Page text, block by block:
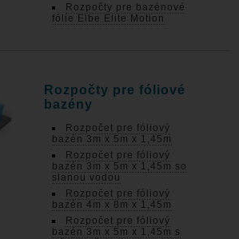
Rozpočty pre bazénové
fólie Elbe Elite Motion
Rozpočty pre fóliové
bazény
Rozpočet pre fóliový
bazén 3m x 5m x 1,45m
Rozpočet pre fóliový
bazén 3m x 5m x 1,45m so
slanou vodou
Rozpočet pre fóliový
bazén 4m x 8m x 1,45m
Rozpočet pre fóliový
bazén 3m x 5m x 1,45m s